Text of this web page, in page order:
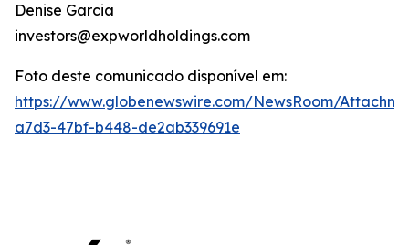
Denise Garcia
investors@expworldholdings.com
Foto deste comunicado disponível em:
https://www.globenewswire.com/NewsRoom/
a7d3-47bf-b448-de2ab339691e